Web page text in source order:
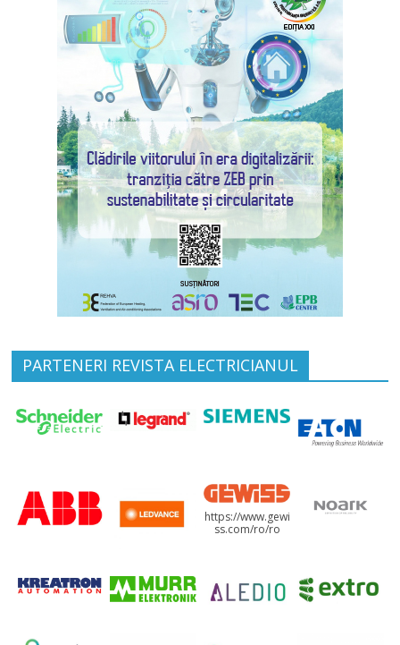
PARTENERI REVISTA ELECTRICIANUL
https://www.gewi
ss.com/ro/ro